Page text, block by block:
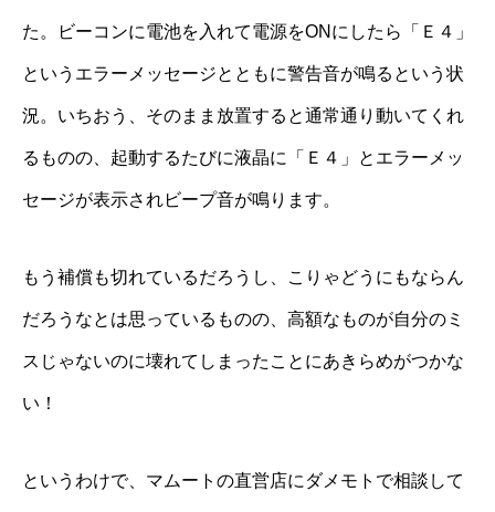
た。ビーコンに電池を入れて電源をONにしたら「Ｅ４」
というエラーメッセージとともに警告音が鳴るという状
況。いちおう、そのまま放置すると通常通り動いてくれ
るものの、起動するたびに液晶に「Ｅ４」とエラーメッ
セージが表示されビープ音が鳴ります。
もう補償も切れているだろうし、こりゃどうにもならん
だろうなとは思っているものの、高額なものが自分のミ
スじゃないのに壊れてしまったことにあきらめがつかな
い！
というわけで、マムートの直営店にダメモトで相談して